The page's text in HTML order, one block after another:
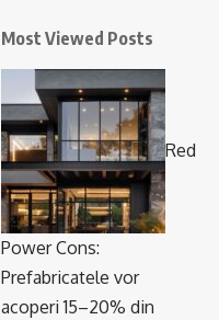
Most Viewed Posts
Red
Power Cons:
Prefabricatele vor
acoperi 15–20% din